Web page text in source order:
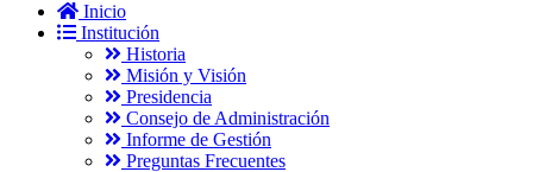
Inicio
Institución
Historia
Misión y Visión
Presidencia
Consejo de Administración
Informe de Gestión
Preguntas Frecuentes